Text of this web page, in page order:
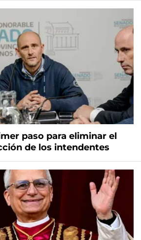
paso para eliminar el
de los intendentes